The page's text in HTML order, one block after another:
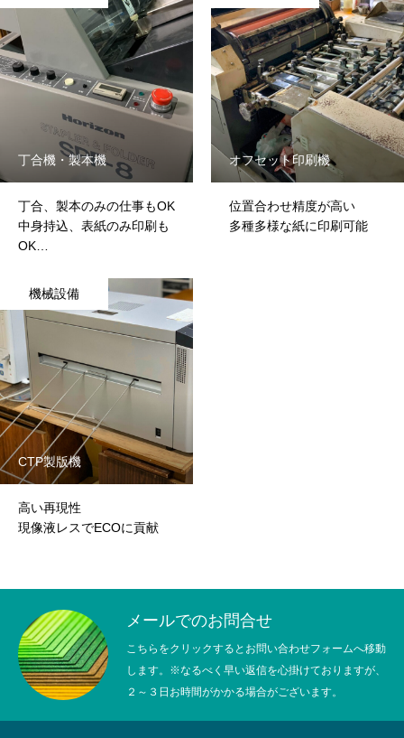
HOME
COMPANY
マニアックBLOG
HOME プライバシーポリシー
丁合機・製本機
丁合、製本のみの仕事もOK
中身持込、表紙のみ印刷も
OK
オフセット印刷機
位置合わせ精度が高い
多種多様な紙に印刷可能
機械設備
CTP製版機
高い再現性
現像液レスでECOに貢献
メールでのお問合せ
こちらをクリックするとお問い合わせフォームへ移動
します。※なるべく早い返信を心掛けておりますが、
２～３日お時間がかかる場合がございます。